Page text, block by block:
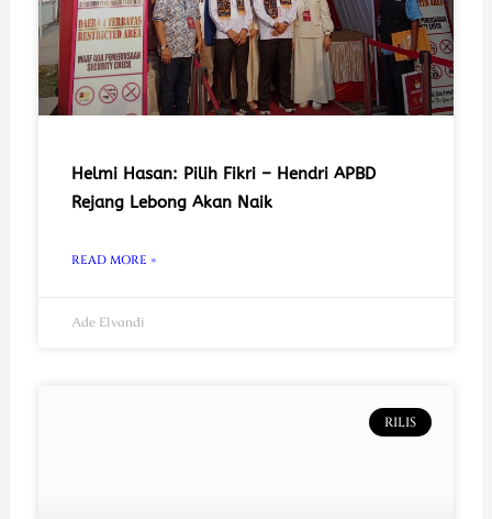
Helmi Hasan: Pilih Fikri – Hendri APBD
Rejang Lebong Akan Naik
READ MORE »
Ade Elvandi
RILIS